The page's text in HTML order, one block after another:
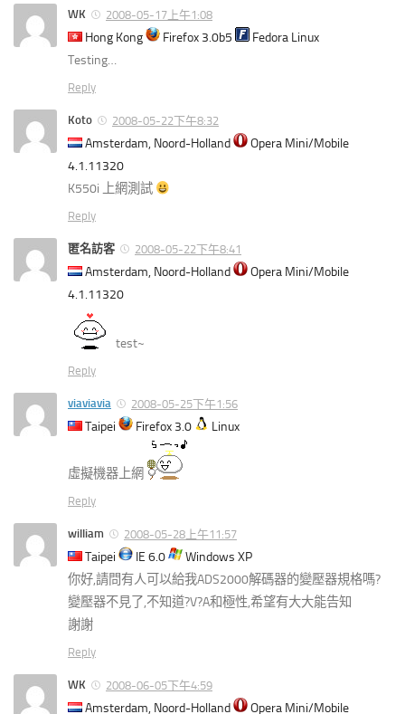
WK 2008-05-17上午1:08
Hong Kong Firefox 3.0b5
Fedora Linux
Testing…
Reply
Koto 2008-05-22下午8:32
Amsterdam, Noord-Holland
Opera Mini/Mobile
4.1.11320
K550i 上網測試
Reply
匿名訪客 2008-05-22下午8:41
Amsterdam, Noord-Holland
Opera Mini/Mobile
4.1.11320
test~
Reply
viaviavia 2008-05-25下午1:56
Taipei Firefox 3.0 Linux
虛擬機器上網
Reply
william 2008-05-28上午11:57
Taipei IE 6.0
Windows XP
你好,請問有人可以給我ADS2000解碼器的變壓器規格嗎?
變壓器不見了,不知道?V?A和極性,希望有大大能告知
謝謝
Reply
WK 2008-06-05下午4:59
Amsterdam, Noord-Holland
Opera Mini/Mobile